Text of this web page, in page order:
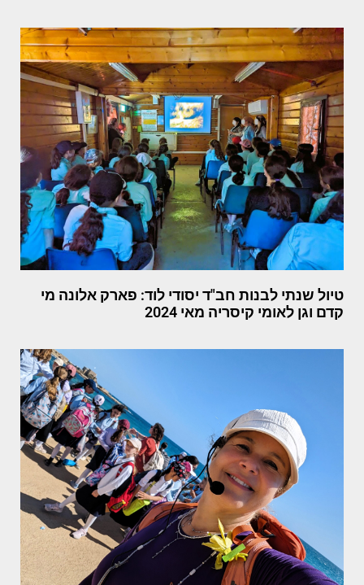
טיול שנתי לבנות חב"ד יסודי לוד: פארק אלונה מי
קדם וגן לאומי קיסריה מאי 2024